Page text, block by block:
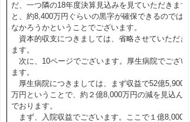
だ、一つ隣の18年度決算見込みを見ていただきます
と、約8,400万円ぐらいの黒字が確保できるのでは
なかろうかということでございます。
資本的収支につきましては、省略させていただき
ます。
次に、10ページでございます。厚生病院でござい
ます。
厚生病院につきましては、まず収益で52億5,900
万円ということで、約２億8,000万円の減を見込ん
でおります。
まず、入院収益でございます。ここで１億8,000